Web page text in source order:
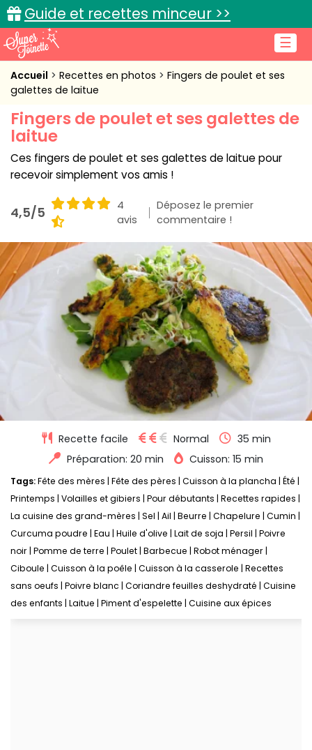
☰
Guide et recettes minceur >>
Accueil
Cuisine pratique
L'actu cuisine
Accueil Recettes en photos
Fingers de poulet et ses
galettes de laitue
Fingers de poulet et ses galettes de
laitue
Ces fingers de poulet et ses galettes de laitue pour
recevoir simplement vos amis !
4,5/5
4
avis
Déposez le premier
commentaire !
Recette facile Normal
35 min
Préparation: 20 min
Cuisson: 15 min
Tags:Fête des mères Fête des pères Cuisson à la plancha Été
Printemps Volailles et gibiers Pour débutants Recettes rapides
La cuisine des grand-mères Sel Ail Beurre Chapelure Cumin
Curcuma poudre Eau Huile d'olive Lait de soja Persil Poivre
noir Pomme de terre Poulet Barbecue Robot ménager
Ciboule Cuisson à la poêle Cuisson à la casserole Recettes
sans oeufs Poivre blanc Coriandre feuilles deshydraté Cuisine
des enfants Laitue Piment d'espelette Cuisine aux épices